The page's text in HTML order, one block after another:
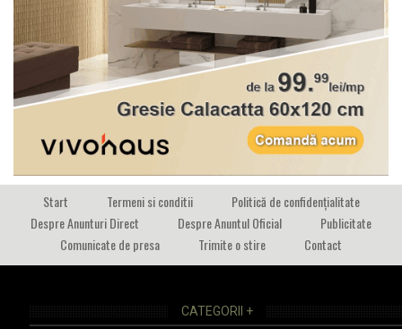
Start Termeni si conditii
Politică de confidențialitate
Despre Anunturi Direct
Despre Anuntul Oficial
Publicitate
Comunicate de presa
Trimite o stire Contact
CATEGORII +